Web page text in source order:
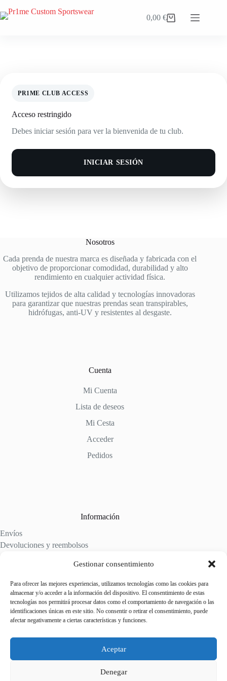
Gestionar consentimiento
Para ofrecer las mejores experiencias, utilizamos tecnologías como las cookies para
almacenar y/o acceder a la información del dispositivo. El consentimiento de estas
tecnologías nos permitirá procesar datos como el comportamiento de navegación o las
identificaciones únicas en este sitio. No consentir o retirar el consentimiento, puede
afectar negativamente a ciertas características y funciones.
Aceptar
Denegar
al
contenido
Carro
0,00€
PR1ME CLUB ACCESS
Acceso restringido
Debes iniciar sesión para ver la bienvenida de tu club.
INICIAR SESIÓN
Nosotros
Cada prenda de nuestra marca es diseñada y fabricada con el
objetivo de proporcionar comodidad, durabilidad y alto
rendimiento en cualquier actividad física.
Utilizamos tejidos de alta calidad y tecnologías innovadoras
para garantizar que nuestras prendas sean transpirables,
hidrófugas, anti-UV y resistentes al desgaste.
Cuenta
Mi Cuenta
Lista de deseos
Mi Cesta
Acceder
Pedidos
Información
Envíos
Devoluciones y reembolsos
Política de privacidad
Whatsapp: (+34) 615137276
Oficinas: (+34) 976 61 16 35
Alagón, Zaragoza